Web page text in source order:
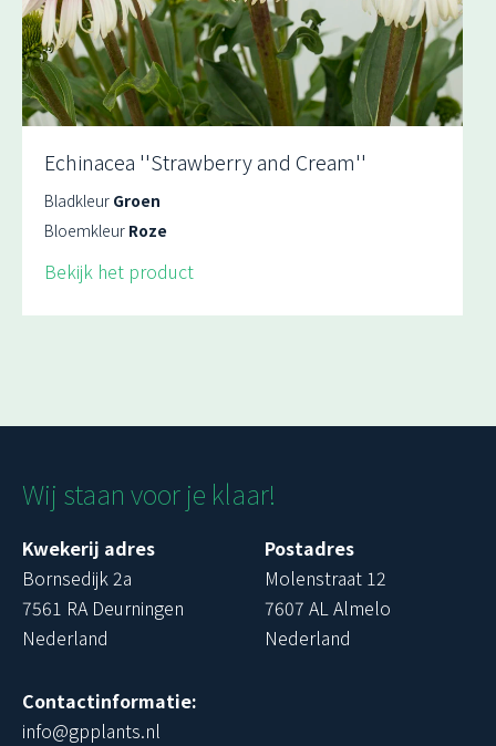
Echinacea ''Strawberry and Cream''
Bladkleur Groen
Bloemkleur Roze
Bekijk het product
Wij staan voor je klaar!
Kwekerij adres
Bornsedijk 2a
7561 RA Deurningen
Nederland
Postadres
Molenstraat 12
7607 AL Almelo
Nederland
Contactinformatie:
info@gpplants.nl